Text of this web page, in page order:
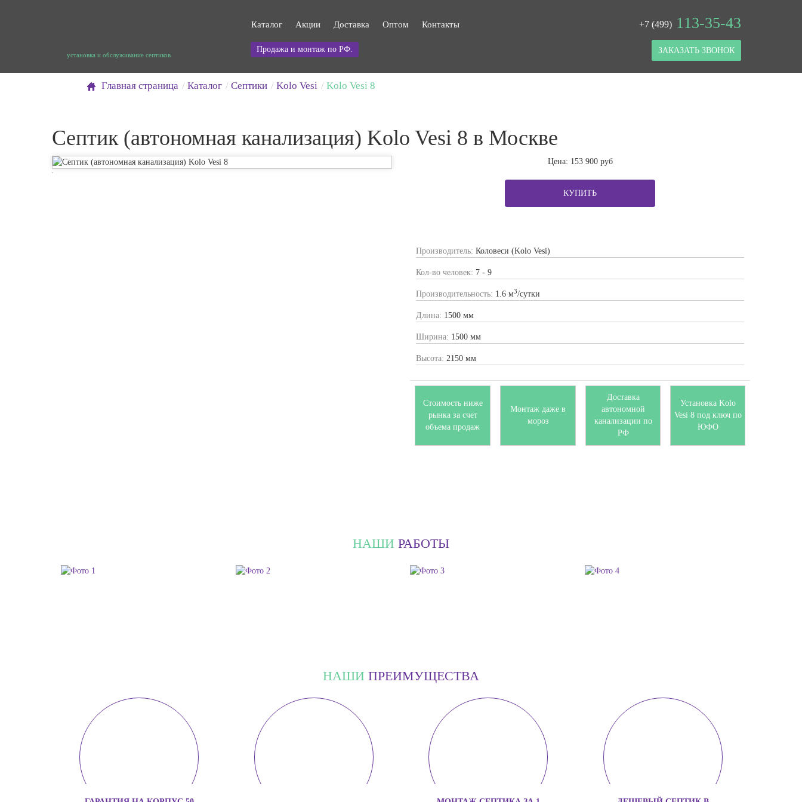
установка и обслуживание септиков
Каталог Акции Доставка Оптом Контакты
Продажа и монтаж по РФ.
+7 (499) 113-35-43
ЗАКАЗАТЬ ЗВОНОК
Главная страница Каталог Септики Kolo Vesi Kolo Vesi 8
Септик (автономная канализация) Kolo Vesi 8 в Москве
Цена: 153 900руб
КУПИТЬ
Производитель: Коловеси (Kolo Vesi)
Кол-во человек: 7 - 9
Производительность: 1.6 м3/сутки
Длина: 1500 мм
Ширина: 1500 мм
Высота: 2150 мм
Стоимость ниже
рынка за счет
объема продаж
Монтаж даже в
мороз
Доставка
автономной
канализации по
РФ
Установка Kolo
Vesi 8 под ключ по
ЮФО
НАШИ РАБОТЫ
НАШИ ПРЕИМУЩЕСТВА